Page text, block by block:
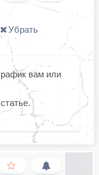
WhatsAppв X
Убрать
вам или